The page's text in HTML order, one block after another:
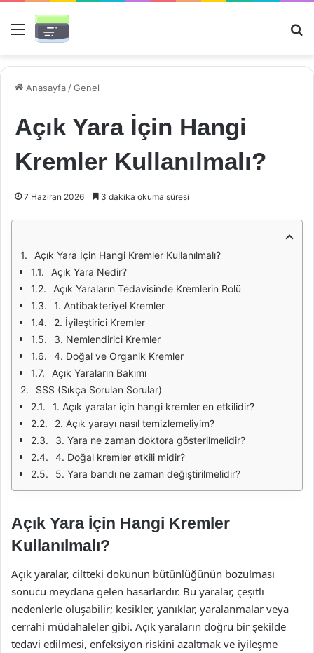
Menü
Anasayfa /Genel
Açık Yara İçin Hangi
Kremler Kullanılmalı?
7 Haziran 2026 3 dakika okuma süresi
Açık Yara İçin Hangi Kremler Kullanılmalı?
Açık Yara Nedir?
Açık Yaraların Tedavisinde Kremlerin Rolü
1. Antibakteriyel Kremler
2. İyileştirici Kremler
3. Nemlendirici Kremler
4. Doğal ve Organik Kremler
Açık Yaraların Bakımı
SSS (Sıkça Sorulan Sorular)
1. Açık yaralar için hangi kremler en etkilidir?
2. Açık yarayı nasıl temizlemeliyim?
3. Yara ne zaman doktora gösterilmelidir?
4. Doğal kremler etkili midir?
5. Yara bandı ne zaman değiştirilmelidir?
Açık Yara İçin Hangi Kremler
Kullanılmalı?
Açık yaralar, ciltteki dokunun bütünlüğünün bozulması
sonucu meydana gelen hasarlardır. Bu yaralar, çeşitli
nedenlerle oluşabilir; kesikler, yanıklar, yaralanmalar veya
cerrahi müdahaleler gibi. Açık yaraların doğru bir şekilde
tedavi edilmesi, enfeksiyon riskini azaltmak ve iyileşme